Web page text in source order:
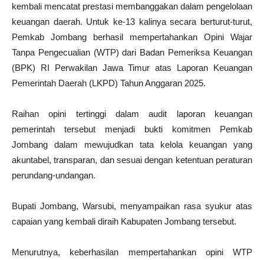
kembali mencatat prestasi membanggakan dalam pengelolaan
keuangan daerah. Untuk ke-13 kalinya secara berturut-turut,
Pemkab Jombang berhasil mempertahankan Opini Wajar
Tanpa Pengecualian (WTP) dari Badan Pemeriksa Keuangan
(BPK) RI Perwakilan Jawa Timur atas Laporan Keuangan
Pemerintah Daerah (LKPD) Tahun Anggaran 2025.
Raihan opini tertinggi dalam audit laporan keuangan
pemerintah tersebut menjadi bukti komitmen Pemkab
Jombang dalam mewujudkan tata kelola keuangan yang
akuntabel, transparan, dan sesuai dengan ketentuan peraturan
perundang-undangan.
Bupati Jombang, Warsubi, menyampaikan rasa syukur atas
capaian yang kembali diraih Kabupaten Jombang tersebut.
Menurutnya, keberhasilan mempertahankan opini WTP